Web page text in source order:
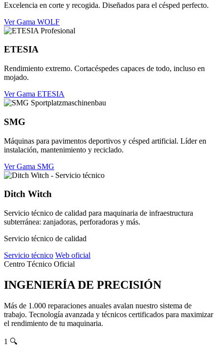
Excelencia en corte y recogida. Diseñados para el césped perfecto.
Ver Gama WOLF
ETESIA
Rendimiento extremo. Cortacéspedes capaces de todo, incluso en
mojado.
Ver Gama ETESIA
SMG
Máquinas para pavimentos deportivos y césped artificial. Líder en
instalación, mantenimiento y reciclado.
Ver Gama SMG
Ditch Witch
Servicio técnico de calidad para maquinaria de infraestructura
subterránea: zanjadoras, perforadoras y más.
Servicio técnico de calidad
Servicio técnico Web oficial
Centro Técnico Oficial
INGENIERÍA DE PRECISIÓN
Más de 1.000 reparaciones anuales avalan nuestro sistema de
trabajo. Tecnología avanzada y técnicos certificados para maximizar
el rendimiento de tu maquinaria.
1 🔍